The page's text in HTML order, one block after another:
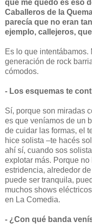
que me quedó es eso
Caballeros de la
parecía que no eran
ejemplo, callejeros,
Es lo que
generación de rock
cómodos.
- Los esquemas te
Sí, porque son miradas
es que veníamos de un
de cuidar las formas, el
hice solista –te hacés
ahí sí, cuando sos
explotar más. Porque
estridencia, alrededor
puede ser tranquila,
muchos shows
en La Comedia.
- ¿Con qué banda